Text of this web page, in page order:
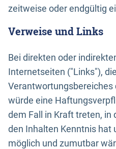
zeitweise oder endgültig
Verweise und Links
Bei direkten oder
Internetseiten ("Links"),
Verantwortungsbereiches
würde eine
dem Fall in Kraft treten, in
den Inhalten Kenntnis hat
möglich und zumutbar